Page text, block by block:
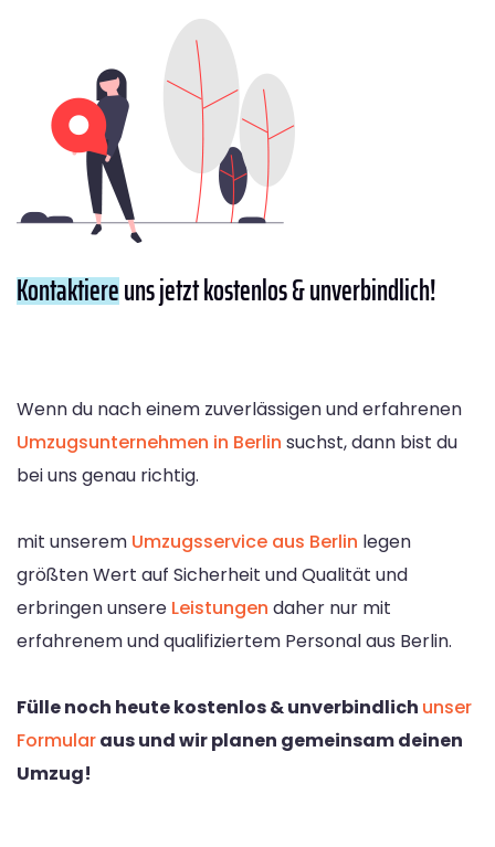
Kontaktiereuns jetzt kostenlos & unverbindlich!
Wenn du nach einem zuverlässigen und erfahrenen
Umzugsunternehmen in Berlin suchst, dann bist du
bei uns genau richtig.
mit unserem Umzugsservice aus Berlin legen
größten Wert auf Sicherheit und Qualität und
erbringen unsere Leistungen daher nur mit
erfahrenem und qualifiziertem Personal aus Berlin.
Fülle noch heute kostenlos & unverbindlich unser
Formularaus und wir planen gemeinsam deinen
Umzug!